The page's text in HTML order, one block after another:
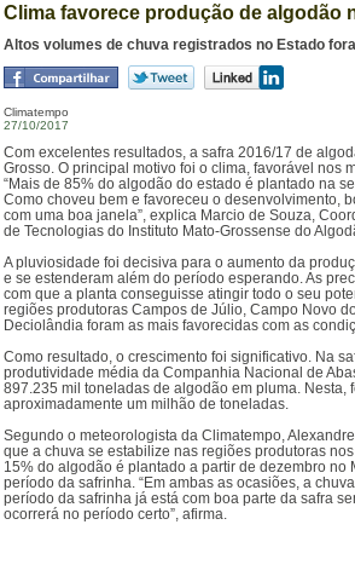
Clima favorece produção de algodão
Altos volumes de chuva registrados no Estado
Climatempo
27/10/2017
Com excelentes resultados, a safra 2016/17 de
Grosso. O principal motivo foi o clima, favorável nos
“Mais de 85% do algodão do estado é plantado na
Como choveu bem e favoreceu o desenvolvimento,
com uma boa janela”, explica Marcio de Souza,
de Tecnologias do Instituto Mato-Grossense do
A pluviosidade foi decisiva para o aumento da
e se estenderam além do período esperando. As
com que a planta conseguisse atingir todo o seu
regiões produtoras Campos de Júlio, Campo Novo
Deciolândia foram as mais favorecidas com as
Como resultado, o crescimento foi significativo. Na
produtividade média da Companhia Nacional de
897.235 mil toneladas de algodão em pluma. Nesta,
aproximadamente um milhão de toneladas.
Segundo o meteorologista da Climatempo,
que a chuva se estabilize nas regiões produtoras
15% do algodão é plantado a partir de dezembro no
período da safrinha. “Em ambas as ocasiões, a
período da safrinha já está com boa parte da safra
ocorrerá no período certo”, afirma.